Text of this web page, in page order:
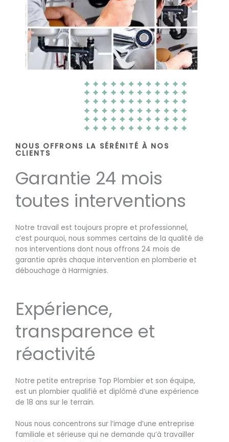
NOUS OFFRONS LA SÉRÉNITÉ À NOS
CLIENTS
Garantie 24 mois
toutes interventions
Notre travail est toujours propre et professionnel,
c’est pourquoi, nous sommes certains de la qualité de
nos interventions dont nous offrons 24 mois de
garantie après chaque intervention en plomberie et
débouchage à Harmignies.
Expérience,
transparence et
réactivité
Notre petite entreprise Top Plombier et son équipe,
est un plombier qualifié et diplômé d’une expérience
de 18 ans sur le terrain.
Nous nous concentrons sur l’image d’une entreprise
familiale et sérieuse qui ne demande qu’à travailler